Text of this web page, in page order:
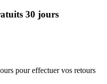
30 jours
pour effectuer vos retours